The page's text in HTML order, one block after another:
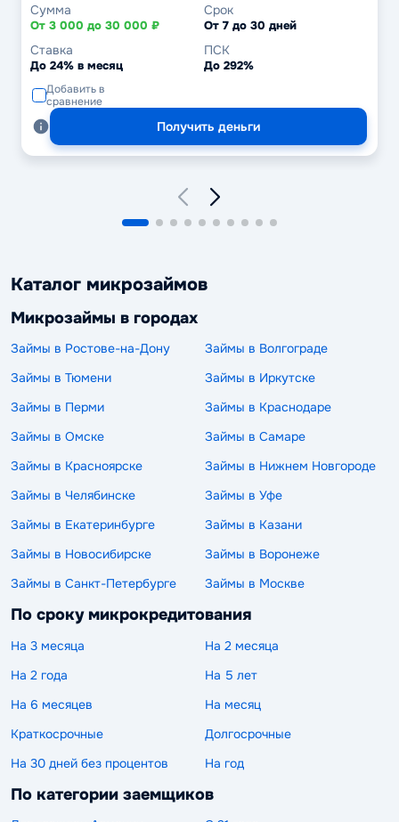
Сумма
От 3 000 до 30 000 ₽
Срок
От 7 до 30 дней
Ставка
До 24% в месяц
ПСК
До 292%
Добавить в
сравнение
Получить деньги
Каталог микрозаймов
Микрозаймы в городах
Займы в Ростове-на-Дону
Займы в Волгограде
Займы в Тюмени
Займы в Иркутске
Займы в Перми
Займы в Краснодаре
Займы в Омске
Займы в Самаре
Займы в Красноярске
Займы в Нижнем Новгороде
Займы в Челябинске
Займы в Уфе
Займы в Екатеринбурге
Займы в Казани
Займы в Новосибирске
Займы в Воронеже
Займы в Санкт-Петербурге
Займы в Москве
По сроку микрокредитования
На 3 месяца
На 2 месяца
На 2 года
На 5 лет
На 6 месяцев
На месяц
Краткосрочные
Долгосрочные
На 30 дней без процентов
На год
По категории заемщиков